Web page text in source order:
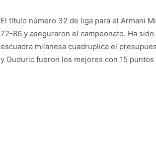
El título número 32 de liga para el Armani
72-86 y aseguraron el campeonato. Ha
escuadra milanesa cuadruplica el
y Guduric fueron los mejores con 15 puntos